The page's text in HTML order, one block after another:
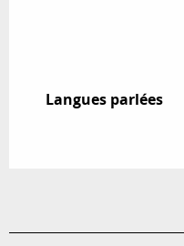
Langues parlées
Langues parlées